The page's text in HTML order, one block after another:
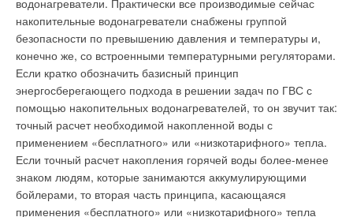
водонагреватели. Практически все производимые сейчас
накопительные водонагреватели снабжены группой
безопасности по превышению давления и температуры и,
конечно же, со встроенными температурными регуляторами.
Если кратко обозначить базисный принцип
энергосберегающего подхода в решении задач по ГВС с
помощью накопительных водонагревателей, то он звучит так:
точный расчет необходимой накопленной воды с
применением «бесплатного» или «низкотарифного» тепла.
Если точный расчет накопления горячей воды более-менее
знаком людям, которые занимаются аккумулирующими
бойлерами, то вторая часть принципа, касающаяся
применения «бесплатного» или «низкотарифного» тепла
Для создания наиболее комфортных условий в
отапливаемых помещениях предусмотрена система
«Комфорт» с двумя режимами работы. При этом время
ожидания подачи воды в контур ГВС сокращается до пяти
секунд. Функция полуавтоматической подпитки выводит на
дисплей оповещение, если давление в контуре отопления
начинает снижаться. Для восстановления допустимых
параметров необходимо нажать всего одну кнопку.
Термоблокам Genus Premium в Великобритании присвоен
класс А по стандарту SEDBUK (сезонная эффективность для
пороге чувствительности и минимальном расходе перед
их монтажом; в процессе эксплуатации приборов при
появлении небалансов — организация оперативной
диагностики состояния приборов учета на месте.
Постановление Правительства РФ от 23 мая 2006 г. №307 «О
порядке предоставления коммунальных услуг гражданам».
Данилина Т. Алексеевский эксперимент: квартирные реки
иссякают. — газета «Московская правда», 3 февраля 2005 г.
Счетчики питьевой воды. Технические требования.
ГОСТ Р 50602–93. Счетчики питьевой воды крыльчатые. Общие
Исаев В.Н., Пупков М.В. Системы учета водопотребления //
Сантехника, №1/2005.